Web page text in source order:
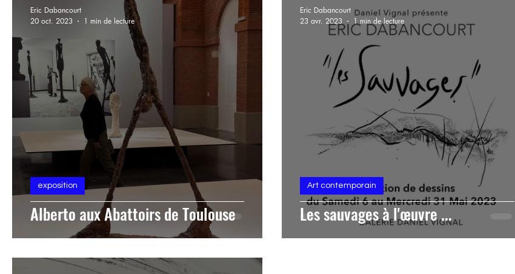
Alberto aux Abattoirs de Toulouse
exposition
Eric Dabancourt
20 oct. 2023
1 min de lecture
Les sauvages à l'œuvre ...
Art contemporain
Eric Dabancourt
23 avr. 2023
1 min de lecture